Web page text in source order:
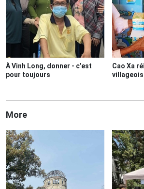
À Vinh Long, donner - c’est
pour toujours
Cao Xa
More